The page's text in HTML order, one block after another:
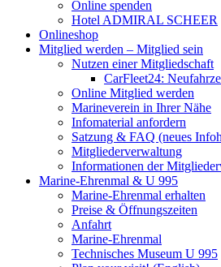
Online spenden
Hotel ADMIRAL SCHEER
Onlineshop
Mitglied werden – Mitglied sein
Nutzen einer Mitgliedschaft
CarFleet24:
Online Mitglied werden
Marineverein in Ihrer Nähe
Infomaterial anfordern
Satzung & FAQ (neues
Mitgliederverwaltung
Informationen der
Marine-Ehrenmal & U 995
Marine-Ehrenmal erhalten
Preise & Öffnungszeiten
Anfahrt
Marine-Ehrenmal
Technisches Museum U 995